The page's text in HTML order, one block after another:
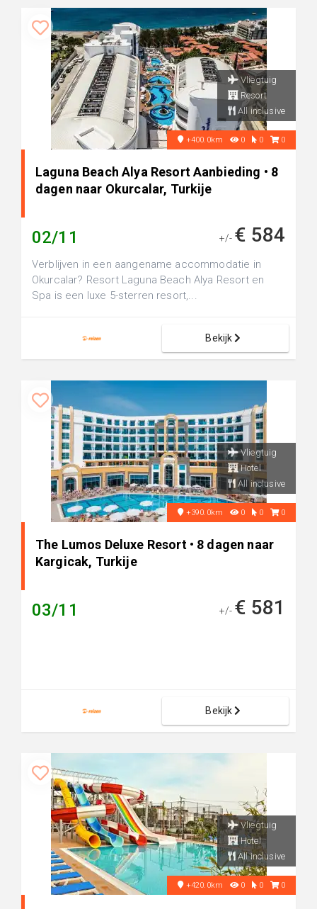
Vliegtuig
Resort
All inclusive
+400.0km 0 0 0
Laguna Beach Alya Resort Aanbieding • 8
dagen naar Okurcalar, Turkije
02/11 +/- € 584
Verblijven in een aangename accommodatie in
Okurcalar? Resort Laguna Beach Alya Resort en
Spa is een luxe 5-sterren resort,...
Bekijk
Vliegtuig
Hotel
All inclusive
+390.0km 0 0 0
The Lumos Deluxe Resort • 8 dagen naar
Kargicak, Turkije
03/11 +/- € 581
Bekijk
Vliegtuig
Hotel
All inclusive
+420.0km 0 0 0